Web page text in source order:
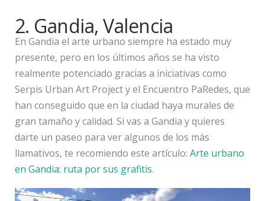
2. Gandia, Valencia
En Gandia el arte urbano siempre ha estado muy
presente, pero en los últimos años se ha visto
realmente potenciado gracias a iniciativas como
Serpis Urban Art Project y el Encuentro PaRedes, que
han conseguido que en la ciudad haya murales de
gran tamaño y calidad. Si vas a Gandia y quieres
darte un paseo para ver algunos de los más
llamativos, te recomiendo este artículo: Arte urbano
en Gandia: ruta por sus grafitis.